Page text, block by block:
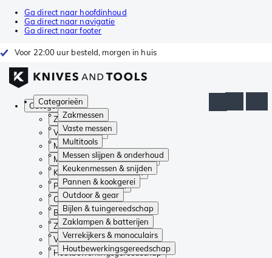
Ga direct naar hoofdinhoud
Ga direct naar navigatie
Ga direct naar footer
Voor 22:00 uur besteld, morgen in huis
Categorieën
Zakmessen
Vaste messen
Multitools
Messen slijpen & onderhoud
Keukenmessen & snijden
Pannen & kookgerei
Outdoor & gear
Bijlen & tuingereedschap
Zaklampen & batterijen
Verrekijkers & monoculairs
Houtbewerkingsgereedschap
Categorieën
Zakmessen
Vaste messen
Multitools
Messen slijpen & onderhoud
Keukenmessen & snijden
Pannen & kookgerei
Outdoor & gear
Bijlen & tuingereedschap
Zaklampen & batterijen
Verrekijkers & monoculairs
Houtbewerkingsgereedschap